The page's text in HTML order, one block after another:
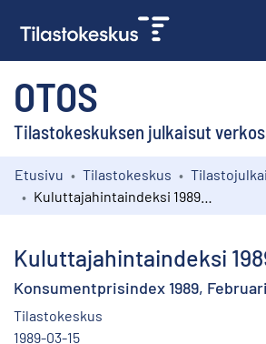
OTOS
Tilastokeskuksen julkaisut
Kokoelmat
Etusivu Tilastokeskus
Kuluttajahintaindeksi
Konsumentprisindex 1989, Februari
Tilastokeskus
1989-03-15